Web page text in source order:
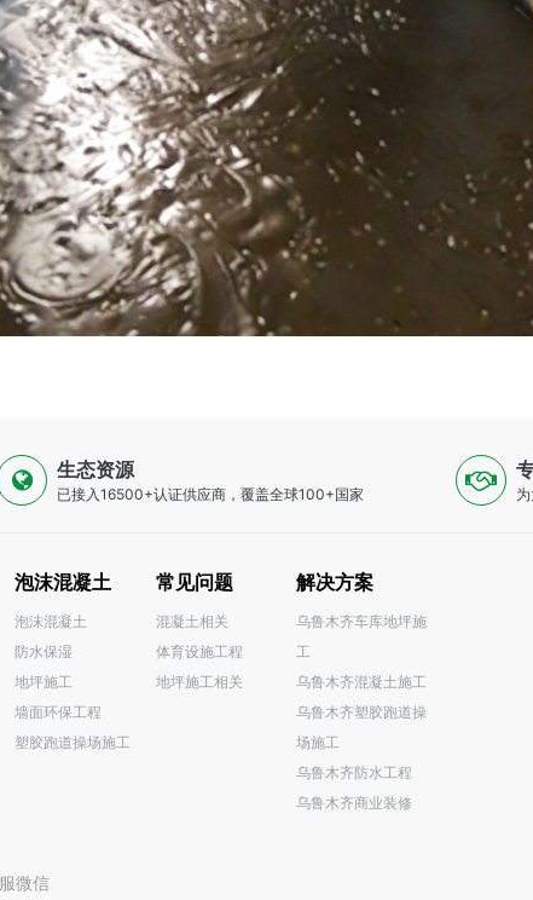
生态资源
已接入16500+认证供应商，覆盖全球100+国家
泡沫混凝土
泡沫混凝土
防水保湿
地坪施工
墙面环保工程
塑胶跑道操场施工
常见问题
混凝土相关
体育设施工程
地坪施工相关
解决方案
乌鲁木齐车库地坪施
工
乌鲁木齐混凝土施工
乌鲁木齐塑胶跑道操
场施工
乌鲁木齐防水工程
乌鲁木齐商业装修
微信